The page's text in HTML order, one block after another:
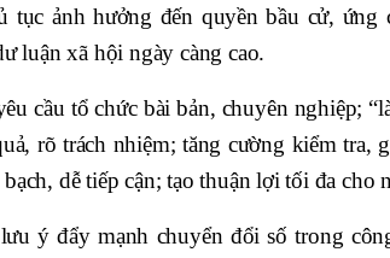
tục ảnh hưởng đến quyền bầu cử,
luận xã hội ngày càng cao.
cầu tổ chức bài bản, chuyên nghiệp;
rõ trách nhiệm; tăng cường kiểm tra,
dễ tiếp cận; tạo thuận lợi tối đa cho
ý đẩy mạnh chuyển đổi số trong